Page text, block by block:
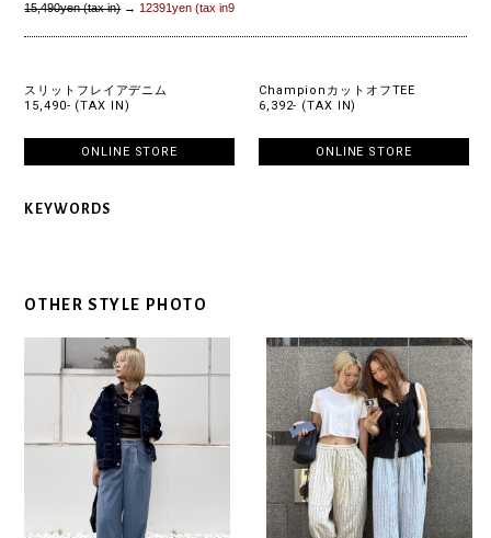
15,490yen (tax in)→ 12391yen (tax in9
スリットフレイアデニム
15,490- (TAX IN)
ONLINE STORE
ChampionカットオフTEE
6,392- (TAX IN)
ONLINE STORE
KEYWORDS
OTHER STYLE PHOTO